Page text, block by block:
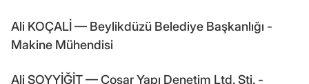
Ali KOÇALİ — Beylikdüzü Belediye Başkanlığı -
Makine Mühendisi
Ali SOYYİĞİT — Coşar Yapı Denetim Ltd. Şti. -